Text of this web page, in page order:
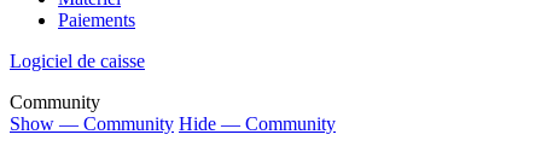
Paiements
Logiciel de caisse
Community
Show — Community Hide — Community